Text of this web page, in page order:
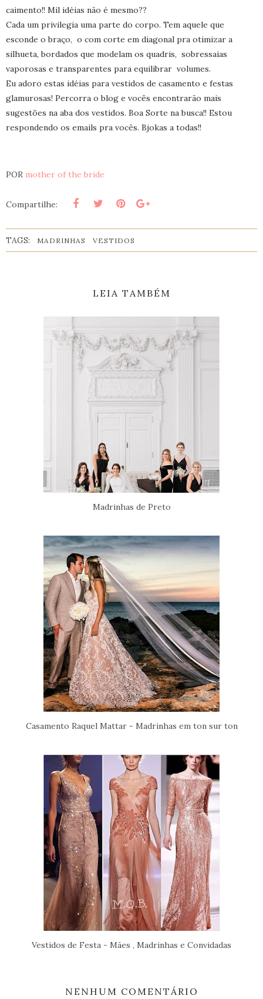
caimento!! Mil idéias não é mesmo??
Cada um privilegia uma parte do corpo. Tem aquele que
esconde o braço, o com corte em diagonal pra otimizar a
silhueta, bordados que modelam os quadris, sobressaias
vaporosas e transparentes para equilibrar volumes.
Eu adoro estas idéias para vestidos de casamento e festas
glamurosas! Percorra o blog e vocês encontrarão mais
sugestões na aba dos vestidos. Boa Sorte na busca!! Estou
respondendo os emails pra vocês. Bjokas a todas!!
POR mother of the bride
Compartilhe:
TAGS: MADRINHAS VESTIDOS
LEIA TAMBÉM
Madrinhas de Preto
Casamento Raquel Mattar - Madrinhas em ton sur ton
Vestidos de Festa - Mães , Madrinhas e Convidadas
NENHUM COMENTÁRIO